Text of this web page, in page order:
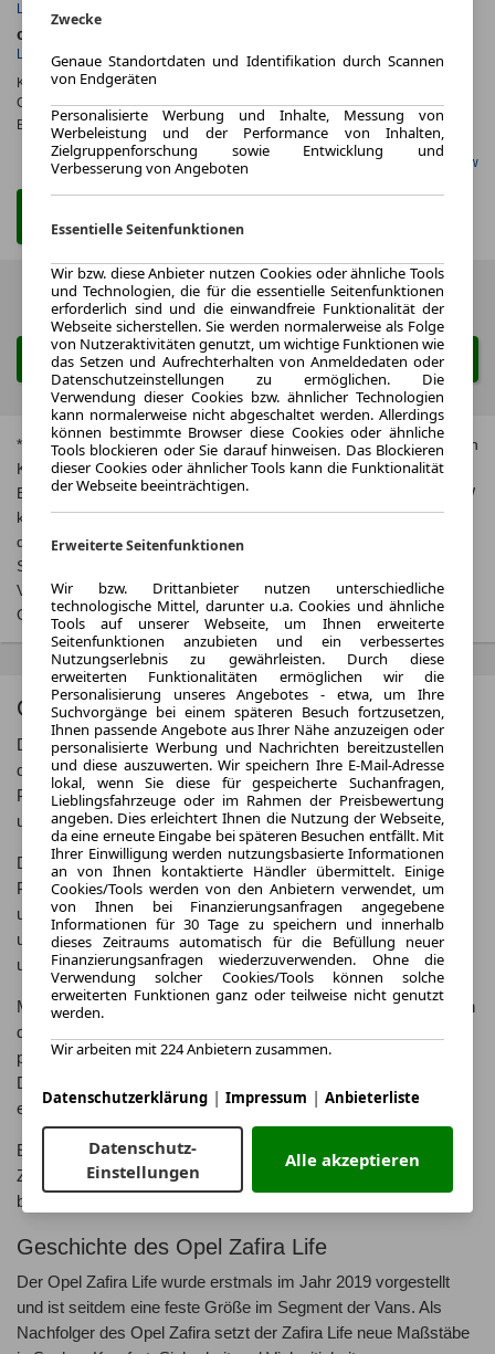
Laufzeit
ca. 90 kW (122 PS)
Leistung
Kraftstoff
Kraftstoffverbr.¹: ca. 6,9 l/100km
CO
-Emissionen*:ca. 179 g/km(komb.)
Effizienzklasse: G
Gefunden auf Carwow
Zurück 1 von 1 Weiter
Suche ändern
* Jeweils kombinierte Werte. Weitere Informationen zum offiziellen
Kraftstoffverbrauch und zu den offiziellen spezifischen CO₂-
Emissionen und gegebenenfalls zum Stromverbrauch neuer PKW
können dem, Leitfaden über den offiziellen Kraftstoffverbrauch,
die offiziellen spezifischen CO₂-Emissionen und den offiziellen
Stromverbrauch neuer PKW‘ entnommen werden, der an allen
Verkaufsstellen und bei der‚ Deutschen Automobil Treuhand
GmbH‘ unentgeltlich erhältlich ist unterwww.dat.de.
Opel Zafira Life
Der Opel Zafira Life ist ein geräumiger und komfortabler Van,
der sich ideal für Familien oder Geschäftsreisende eignet. Mit
Platz für bis zu 9 Personen bietet der Zafira Life viel Flexibilität
und Komfort für lange Fahrten oder den täglichen Gebrauch.
Der Van überzeugt nicht nur mit seinem großzügigen
Platzangebot, sondern auch mit einer modernen Ausstattung
und einem ansprechenden Design. Die neuesten Sicherheits-
und Assistenzsysteme sorgen für ein hohes Maß an Sicherheit
und Fahrkomfort.
Mit verschiedenen Motorisierungen und Ausstattungslinien kann
der Opel Zafira Life individuell konfiguriert werden, um den
persönlichen Bedürfnissen und Vorlieben gerecht zu werden.
Dank seiner vielseitigen Einsatzmöglichkeiten ist der Zafira Life
ein beliebter Begleiter für vielfältige Anforderungen im Alltag.
Entdecken Sie die Geschichte, Technik und Details des Opel
Zafira Life und erfahren Sie, warum dieser Van zu Recht zu den
beliebtesten Modellen seiner Klasse gehört.
Geschichte des Opel Zafira Life
Der Opel Zafira Life wurde erstmals im Jahr 2019 vorgestellt
und ist seitdem eine feste Größe im Segment der Vans. Als
Nachfolger des Opel Zafira setzt der Zafira Life neue Maßstäbe
Zwecke
Genaue Standortdaten und Identifikation durch Scannen
von Endgeräten
Personalisierte Werbung und Inhalte, Messung von
Werbeleistung und der Performance von Inhalten,
Zielgruppenforschung sowie Entwicklung und
Verbesserung von Angeboten
Essentielle Seitenfunktionen
Wir bzw. diese Anbieter nutzen Cookies oder ähnliche Tools
und Technologien, die für die essentielle Seitenfunktionen
erforderlich sind und die einwandfreie Funktionalität der
Webseite sicherstellen. Sie werden normalerweise als Folge
von Nutzeraktivitäten genutzt, um wichtige Funktionen wie
das Setzen und Aufrechterhalten von Anmeldedaten oder
Datenschutzeinstellungen zu ermöglichen. Die
Verwendung dieser Cookies bzw. ähnlicher Technologien
kann normalerweise nicht abgeschaltet werden. Allerdings
können bestimmte Browser diese Cookies oder ähnliche
Tools blockieren oder Sie darauf hinweisen. Das Blockieren
dieser Cookies oder ähnlicher Tools kann die Funktionalität
der Webseite beeinträchtigen.
Erweiterte Seitenfunktionen
Wir bzw. Drittanbieter nutzen unterschiedliche
technologische Mittel, darunter u.a. Cookies und ähnliche
Tools auf unserer Webseite, um Ihnen erweiterte
Seitenfunktionen anzubieten und ein verbessertes
Nutzungserlebnis zu gewährleisten. Durch diese
erweiterten Funktionalitäten ermöglichen wir die
Personalisierung unseres Angebotes - etwa, um Ihre
Suchvorgänge bei einem späteren Besuch fortzusetzen,
Ihnen passende Angebote aus Ihrer Nähe anzuzeigen oder
personalisierte Werbung und Nachrichten bereitzustellen
und diese auszuwerten. Wir speichern Ihre E-Mail-Adresse
lokal, wenn Sie diese für gespeicherte Suchanfragen,
Lieblingsfahrzeuge oder im Rahmen der Preisbewertung
angeben. Dies erleichtert Ihnen die Nutzung der Webseite,
da eine erneute Eingabe bei späteren Besuchen entfällt. Mit
Ihrer Einwilligung werden nutzungsbasierte Informationen
an von Ihnen kontaktierte Händler übermittelt. Einige
Cookies/Tools werden von den Anbietern verwendet, um
von Ihnen bei Finanzierungsanfragen angegebene
Informationen für 30 Tage zu speichern und innerhalb
dieses Zeitraums automatisch für die Befüllung neuer
Finanzierungsanfragen wiederzuverwenden. Ohne die
Verwendung solcher Cookies/Tools können solche
erweiterten Funktionen ganz oder teilweise nicht genutzt
werden.
Wir arbeiten mit 224 Anbietern zusammen.
Datenschutzerklärung | Impressum | Anbieterliste
Datenschutz-
Einstellungen
Alle akzeptieren